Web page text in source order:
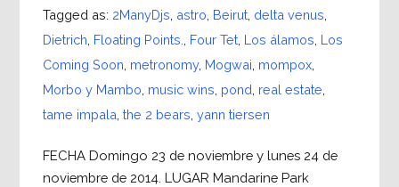
Tagged as: 2ManyDjs astro Beirut, delta venus
Dietrich Floating Points. Four Tet, Los álamos Los
Coming Soon metronomy, Mogwai mompox,
Morbo y Mambo music wins pond real estate
tame impala the 2 bears yann tiersen
FECHA Domingo 23 de noviembre y lunes 24 de
noviembre de 2014. LUGAR Mandarine Park